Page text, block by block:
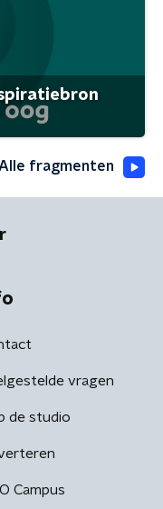
Alle fragmenten
vragen
de studio
Campus